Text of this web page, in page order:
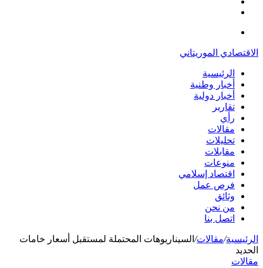
الاقتصادي الموريتاني
الرئيسية
أخبار وطنية
أخبار دولية
تقارير
رأي
مقالات
تحليلات
مقابلات
منوعات
اقتصاد إسلامي
فرص عمل
وثائق
من نحن
اتصل بنا
الرئيسية/مقالات/ السيناريوهات المحتملة لمستقبل أسعار خامات
الحديد
مقالات